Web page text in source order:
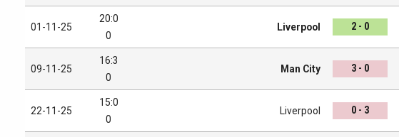
01-11-25
20:0
0
Liverpool 2 - 0
09-11-25
16:3
0
Man City 3 - 0
22-11-25
15:0
0
Liverpool 0 - 3